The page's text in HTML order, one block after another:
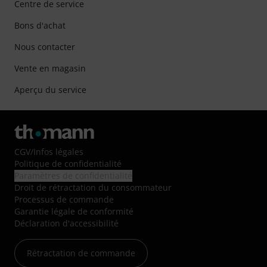
Centre de service
Bons d'achat
Nous contacter
Vente en magasin
Aperçu du service
CGV/Infos légales
Politique de confidentialité
Droit de rétractation du consommateur
Processus de commande
Garantie légale de conformité
Déclaration d'accessibilité
Rétractation de commande